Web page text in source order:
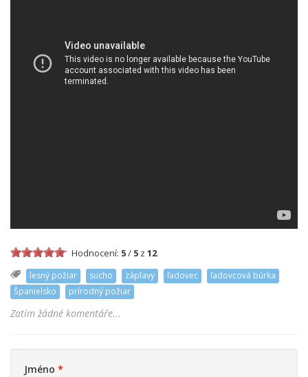
Hodnocení: 5/ 5 z 12
lesný požiar sucho záplavy ľadovec
ľadovcová búrka
Španielsko
prírodný požiar
Zatím žádné komentáře...
Jméno *